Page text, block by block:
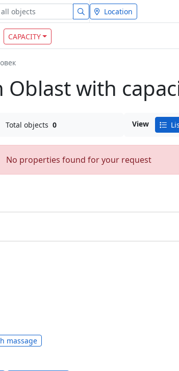
Location
CAPACITY
Oblast with
Total objects 0 View
No properties found for your request
massage